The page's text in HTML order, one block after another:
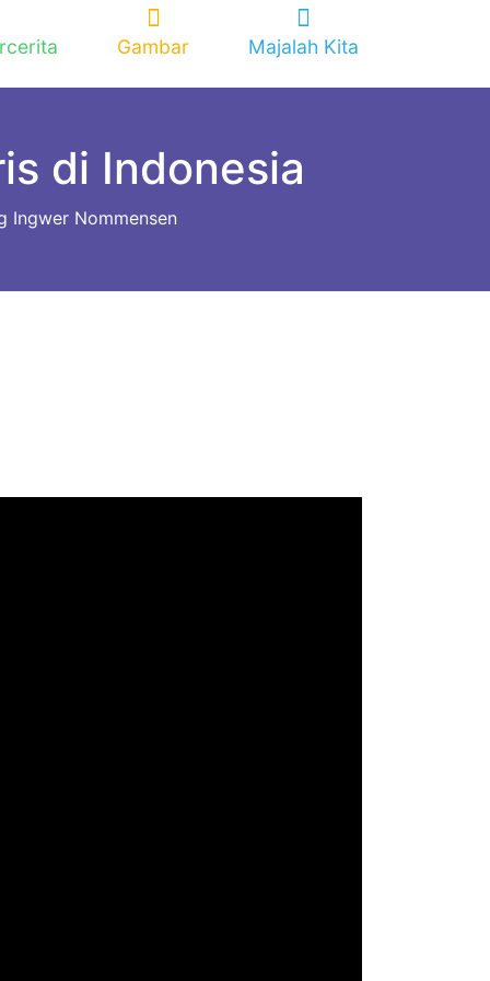
Gambar Majalah Kita
di Indonesia
Ingwer Nommensen